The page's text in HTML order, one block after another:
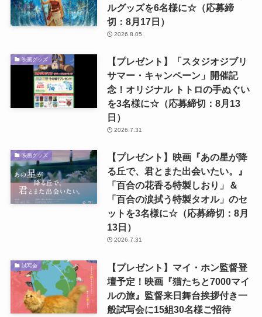
ルグッズを6名様に☆（応募締
切：8月17日）
2026.8.05
映画グッズ
【プレゼント】「スタジオジブリ
サマー・キャンペーン」開催記
念！オリジナル トトロの手ぬぐい
を3名様に☆（応募締切：8月13
日）
2026.7.31
映画グッズ
【プレゼント】映画『あの星が降
る丘で、君とまた出会いたい。』
「百合の花香る特製しおり」＆
「百合の涙拭う特製タオル」のセ
ットを3名様に☆（応募締切：8月
13日）
2026.7.31
試写会
【プレゼント】マイ・ホン監督登
壇予定！映画『猫たちと7000マイ
ルの旅』監督来日舞台挨拶付き一
般試写会に15組30名様ご招待